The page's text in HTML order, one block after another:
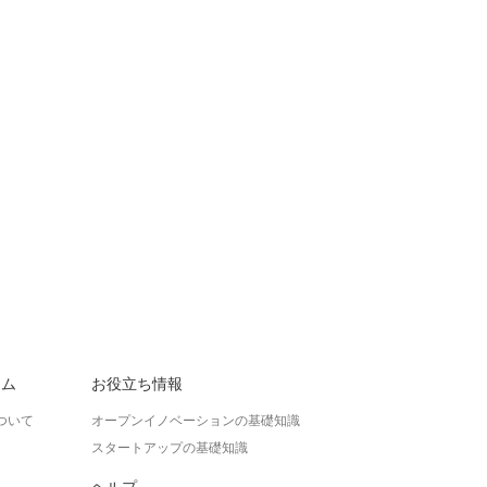
いて
お役立ち情報
オープンイノベーションの基礎知識
スタートアップの基礎知識